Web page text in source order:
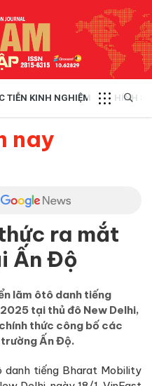
TIỄN KINH NGHIỆM CHÍNH
nay
ra mắt
Ấn Độ
lãm ôtô danh tiếng
tại thủ đô New Delhi,
thức công bố các
trường Ấn Độ.
danh tiếng Bharat Mobility